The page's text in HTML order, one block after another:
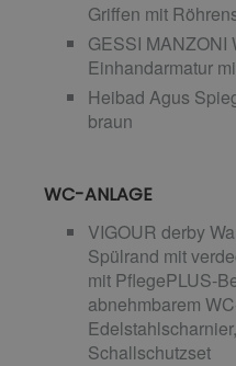
Griffen mit
GESSI MANZONI
Einhandarmatur
Heibad Agus
braun
WC-ANLAGE
VIGOUR derby
Spülrand mit
mit PflegePLUS-
abnehmbarem
Schallschutzset